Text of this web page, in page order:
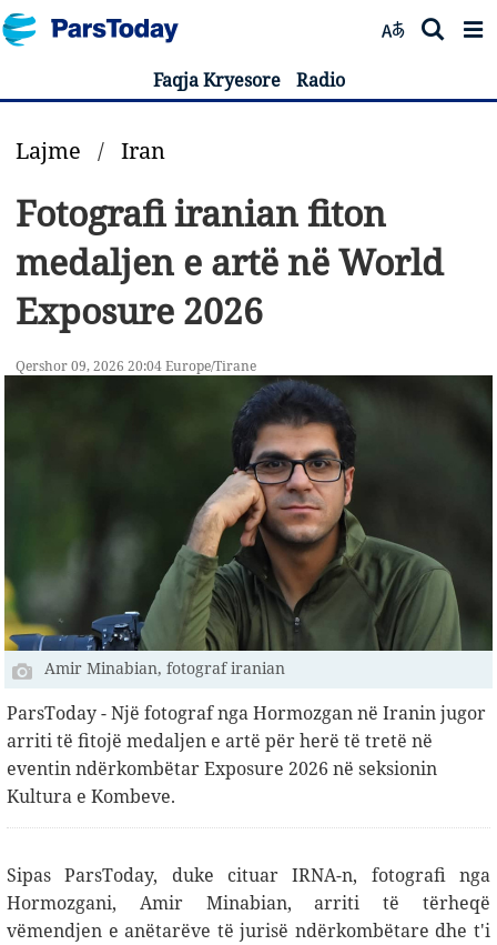
Faqja Kryesore Radio
Lajme / Iran
Fotografi iranian fiton
medaljen e artë në World
Exposure 2026
Qershor 09, 2026 20:04 Europe/Tirane
Amir Minabian, fotograf iranian
ParsToday - Një fotograf nga Hormozgan në Iranin jugor
arriti të fitojë medaljen e artë për herë të tretë në
eventin ndërkombëtar Exposure 2026 në seksionin
Kultura e Kombeve.
Sipas ParsToday, duke cituar IRNA-n, fotografi nga
Hormozgani, Amir Minabian, arriti të tërheqë
vëmendjen e anëtarëve të jurisë ndërkombëtare dhe t'i